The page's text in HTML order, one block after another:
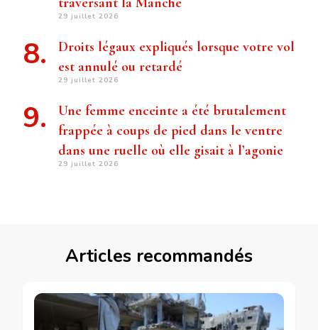
29 juillet 2026
Droits légaux expliqués lorsque votre vol
est annulé ou retardé
29 juillet 2026
Une femme enceinte a été brutalement
frappée à coups de pied dans le ventre
dans une ruelle où elle gisait à l’agonie
29 juillet 2026
Articles recommandés